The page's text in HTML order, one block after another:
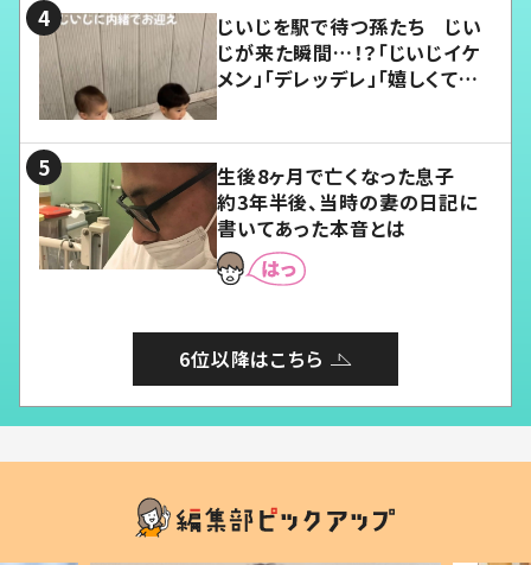
じいじを駅で待つ孫たち じい
じが来た瞬間…！？「じいじイケ
メン」「デレッデレ」「嬉しくて可
生後8ヶ月で亡くなった息子
約3年半後、当時の妻の日記に
書いてあった本音とは
6位以降はこちら